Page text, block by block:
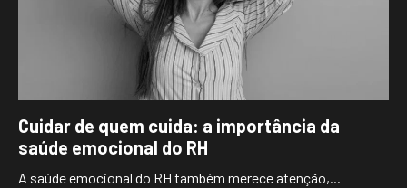
Cuidar de quem cuida: a importância da
saúde emocional do RH
A saúde emocional do RH também merece atenção,...